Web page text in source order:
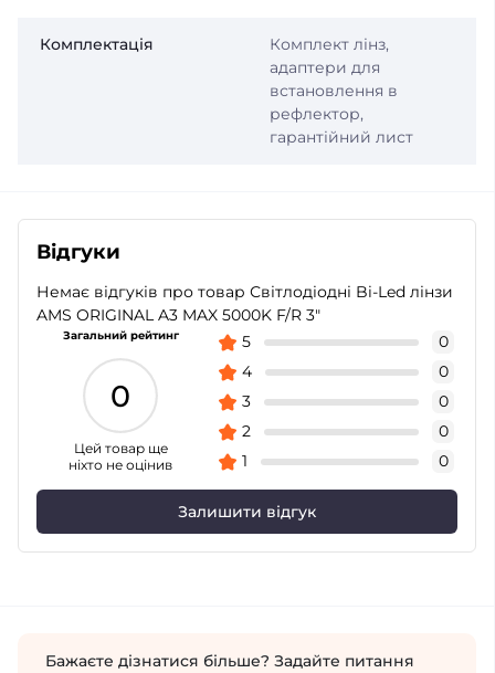
Комплектація
Комплект лінз,
адаптери для
встановлення в
рефлектор,
гарантійний лист
Відгуки
Немає відгуків про товар Світлодіодні Bi-Led лінзи
AMS ORIGINAL A3 MAX 5000K F/R 3"
Загальний рейтинг
0
Цей товар ще
ніхто не оцінив
5
0
4
0
3
0
2
0
1
0
Залишити відгук
Бажаєте дізнатися більше? Задайте питання